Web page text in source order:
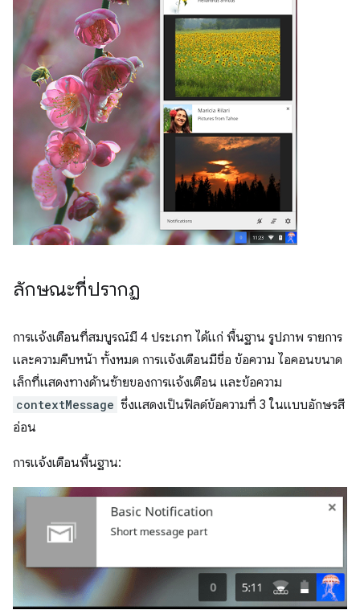
ลักษณะที่ปรากฏ
การแจ้งเตือนที่สมบูรณ์มี 4 ประเภท ได้แก่ พื้นฐาน รูปภาพ รายการ
และความคืบหน้า ทั้งหมด การแจ้งเตือนมีชื่อ ข้อความ ไอคอนขนาด
เล็กที่แสดงทางด้านซ้ายของการแจ้งเตือน และข้อความ
contextMessage ซึ่งแสดงเป็นฟิลด์ข้อความที่ 3 ในแบบอักษรสี
อ่อน
การแจ้งเตือนพื้นฐาน: